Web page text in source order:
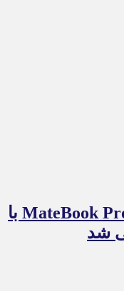
لپ‌تاپ فوق‌سبک هواوی MateBook Pro S با